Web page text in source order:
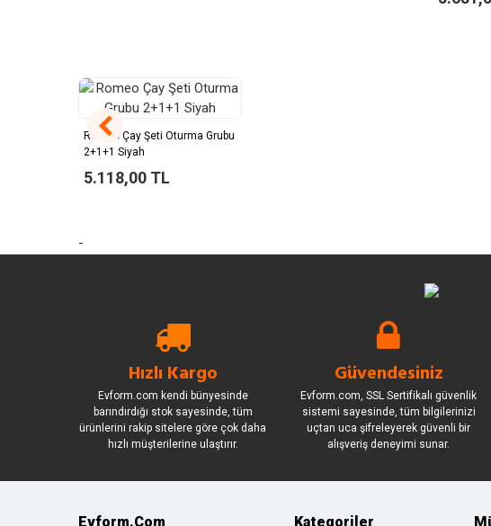
Romeo Çay Şeti Oturma Grubu
2+1+1 Siyah
5.118,00 TL
-
Hızlı Kargo
Evform.com kendi bünyesinde
barındırdığı stok sayesinde, tüm
ürünlerini rakip sitelere göre çok daha
hızlı müşterilerine ulaştırır.
Güvendesiniz
Evform.com, SSL Sertifikalı güvenlik
sistemi sayesinde, tüm bilgilerinizi
uçtan uca şifreleyerek güvenli bir
alışveriş deneyimi sunar.
Evform.com Kategoriler